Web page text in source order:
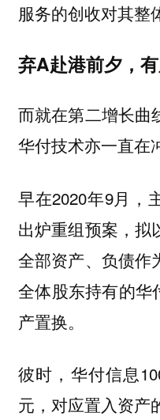
服务的创收对其整
弃A赴港前夕，
而就在第二增长曲
华付技术亦一直在
早在2020年9月，
出炉重组预案，拟
全部资产、负债作
全体股东持有的华
产置换。
彼时，华付信息
元，对应置入资产